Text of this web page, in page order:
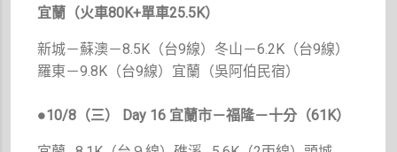
宜蘭（火車80K+單車25.5K）
新城－蘇澳－8.5K（台9線）冬山－6.2K（台9線）
羅東－9.8K（台9線）宜蘭（吳阿伯民宿）
●10/8（三） Day 16 宜蘭市－福隆－十分（61K）